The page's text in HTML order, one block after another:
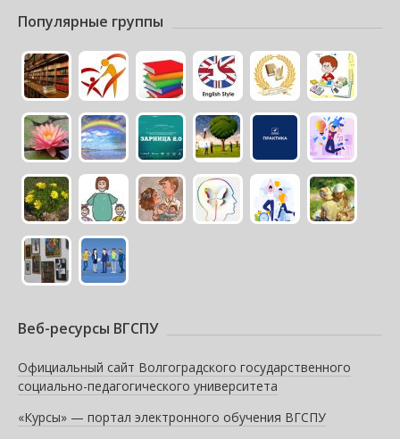
Популярные группы
Веб-ресурсы ВГСПУ
Официальный сайт Волгоградского государственного
социально-педагогического университета
«Курсы» — портал электронного обучения ВГСПУ